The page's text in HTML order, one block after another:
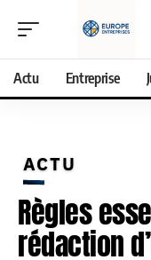
Actu Entreprise
ACTU
Règles
rédaction